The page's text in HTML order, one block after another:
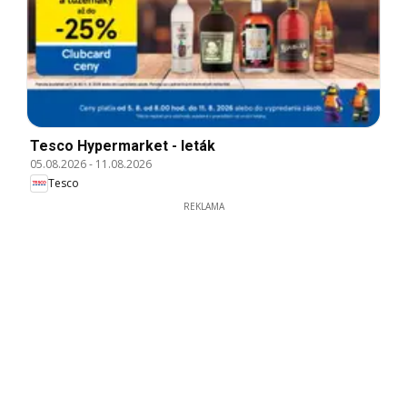
Tesco Hypermarket - leták
05.08.2026- 11.08.2026
Tesco
REKLAMA